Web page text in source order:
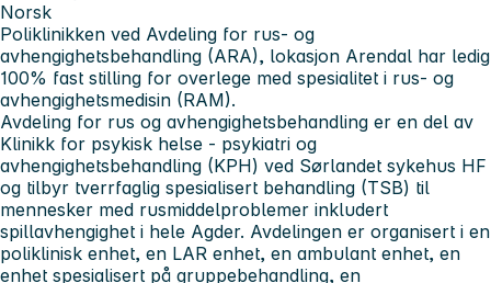
Norsk
Poliklinikken ved Avdeling for rus- og
avhengighetsbehandling (ARA), lokasjon Arendal har ledig
100% fast stilling for overlege med spesialitet i rus- og
avhengighetsmedisin (RAM).
Avdeling for rus og avhengighetsbehandling er en del av
Klinikk for psykisk helse - psykiatri og
avhengighetsbehandling (KPH) ved Sørlandet sykehus HF
og tilbyr tverrfaglig spesialisert behandling (TSB) til
mennesker med rusmiddelproblemer inkludert
spillavhengighet i hele Agder. Avdelingen er organisert i en
poliklinisk enhet, en LAR enhet, en ambulant enhet, en
enhet spesialisert på gruppebehandling, en